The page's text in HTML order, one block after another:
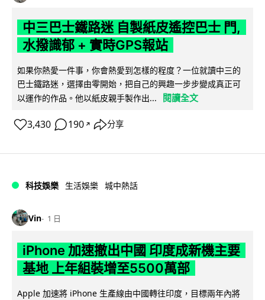
中三巴士鐵路迷 自製紙皮遙控巴士 門,
水撥識郁 + 實時GPS報站
如果你熱愛一件事，你會熱愛到怎樣的程度？一位就讀中三的
巴士鐵路迷，選擇由零開始，把自己的興趣一步步變成真正可
以運作的作品。他以紙皮親手製作出...
閱讀全文
3,430 190 ↗ 分享
科技娛樂 生活娛樂 城中熱話
Vin 1 日
iPhone 加速撤出中國 印度成新機主要
基地 上年組裝增至5500萬部
Apple 加速將 iPhone 生產線由中國轉往印度，目標兩年內將